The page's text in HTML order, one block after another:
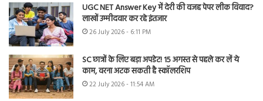
UGC NET Answer Key में देरी की वजह पेपर लीक विवाद?
लाखों उम्मीदवार कर रहे इंतजार
26 July 2026 - 6:11 PM
SC छात्रों के लिए बड़ा अपडेट! 15 अगस्त से पहले कर लें ये
काम, वरना अटक सकती है स्कॉलरशिप
22 July 2026 - 11:54 AM